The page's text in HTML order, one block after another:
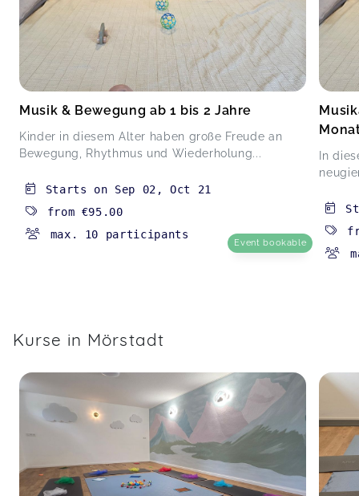
Musik & Bewegung ab 1 bis 2 Jahre
Kinder in diesem Alter haben große Freude an
Bewegung, Rhythmus und Wiederholung...
Starts on Sep 02 ,Oct 21
from €95.00
max. 10 participants
Event bookable
In
Kurse in Mörstadt